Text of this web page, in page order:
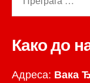
Како до
Адреса: Вака